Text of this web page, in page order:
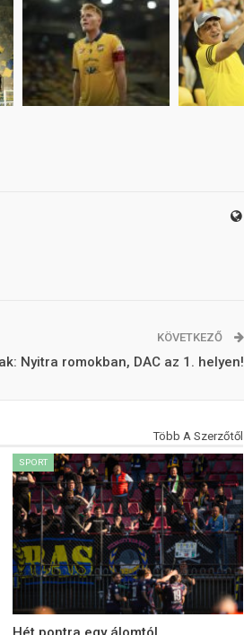
KÖVETKEZŐ
Nyitra romokban, DAC az 1. helyen!
Több A Szerzőtől
SPORT